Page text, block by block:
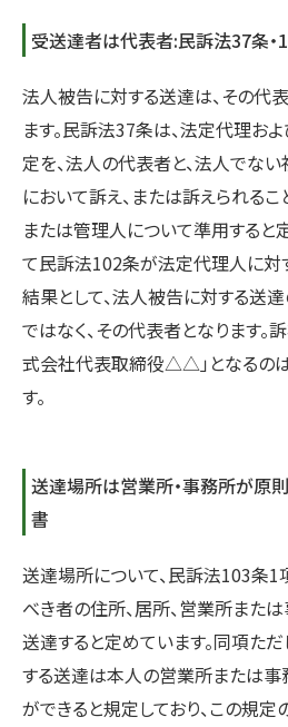
受送達者は代表者:民訴法37条
法人被告に対する送達は、その代
ます。民訴法37条は、法定代理お
定を、法人の代表者と、法人でな
において訴え、または訴えられる
または管理人について準用すると
て民訴法102条が法定代理人に対
結果として、法人被告に対する送
ではなく、その代表者となります
式会社代表取締役△△」となるの
す。
送達場所は営業所・事務所が原
書
送達場所について、民訴法103条1
べき者の住所、居所、営業所また
送達すると定めています。同項た
する送達は本人の営業所または事
ができると規定しており、この規